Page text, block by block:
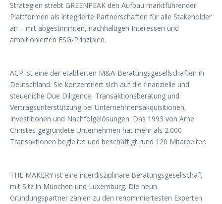
Strategien strebt GREENPEAK den Aufbau marktführender
Plattformen als integrierte Partnerschaften für alle Stakeholder
an – mit abgestimmten, nachhaltigen Interessen und
ambitionierten ESG-Prinzipien.
ACP ist eine der etablierten M&A-Beratungsgesellschaften in
Deutschland. Sie konzentriert sich auf die finanzielle und
steuerliche Due Diligence, Transaktionsberatung und
Vertragsunterstützung bei Unternehmensakquisitionen,
Investitionen und Nachfolgelösungen. Das 1993 von Arne
Christes gegründete Unternehmen hat mehr als 2.000
Transaktionen begleitet und beschäftigt rund 120 Mitarbeiter.
THE MAKERY ist eine interdisziplinäre Beratungsgesellschaft
mit Sitz in München und Luxemburg. Die neun
Gründungspartner zählen zu den renommiertesten Experten